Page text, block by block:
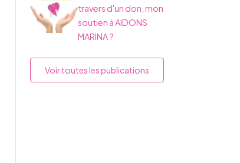
travers d'un don, mon
soutien à AIDONS
MARINA ?
Voir toutes les publications